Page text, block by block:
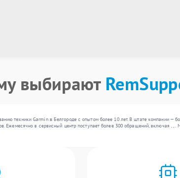
выбирают
техники Garmin в Белгороде с опытом более 10 лет. В штате компании —
Ежемесячно в сервисный центр поступает более 300 обращений, включая ,